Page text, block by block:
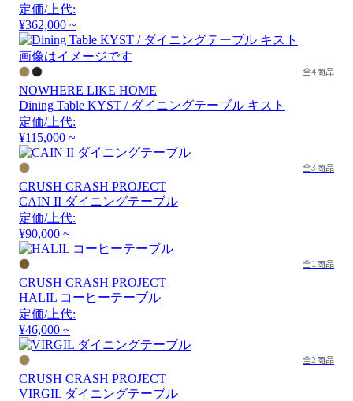
定価/上代:
¥362,000 ~
画像はイメージです
全4商品
NOWHERE LIKE HOME
Dining Table KYST / ダイニングテーブル キスト
定価/上代:
¥115,000 ~
全3商品
CRUSH CRASH PROJECT
CAIN II ダイニングテーブル
定価/上代:
¥90,000 ~
全1商品
CRUSH CRASH PROJECT
HALIL コーヒーテーブル
定価/上代:
¥46,000 ~
全2商品
CRUSH CRASH PROJECT
VIRGIL ダイニングテーブル